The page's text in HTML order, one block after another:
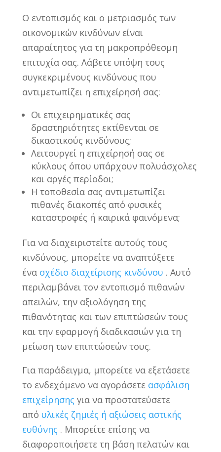
Ο εντοπισμός και ο μετριασμός των
οικονομικών κινδύνων είναι
απαραίτητος για τη μακροπρόθεσμη
επιτυχία σας. Λάβετε υπόψη τους
συγκεκριμένους κινδύνους που
αντιμετωπίζει η επιχείρησή σας:
Οι επιχειρηματικές σας
δραστηριότητες εκτίθενται σε
δικαστικούς κινδύνους;
Λειτουργεί η επιχείρησή σας σε
κύκλους όπου υπάρχουν πολυάσχολες
και αργές περίοδοι;
Η τοποθεσία σας αντιμετωπίζει
πιθανές διακοπές από φυσικές
καταστροφές ή καιρικά φαινόμενα;
Για να διαχειριστείτε αυτούς τους
κινδύνους, μπορείτε να αναπτύξετε
ένα σχέδιο διαχείρισης κινδύνου . Αυτό
περιλαμβάνει τον εντοπισμό πιθανών
απειλών, την αξιολόγηση της
πιθανότητας και των επιπτώσεών τους
και την εφαρμογή διαδικασιών για τη
μείωση των επιπτώσεών τους.
Για παράδειγμα, μπορείτε να εξετάσετε
το ενδεχόμενο να αγοράσετε ασφάλιση
επιχείρησης για να προστατεύσετε
από υλικές ζημιές ή αξιώσεις αστικής
ευθύνης . Μπορείτε επίσης να
διαφοροποιήσετε τη βάση πελατών και